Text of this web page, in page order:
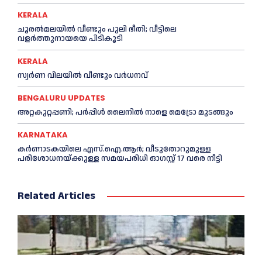
KERALA
ചൂരല്‍മലയില്‍ വീണ്ടും പുലി ഭീതി; വീട്ടിലെ
വളര്‍ത്തുനായയെ പിടികൂടി
KERALA
സ്വർണ വിലയില്‍ വീണ്ടും വർധനവ്
BENGALURU UPDATES
അറ്റകുറ്റപ്പണി; പർപ്പിൾ ലൈനില്‍ നാളെ മെട്രോ മുടങ്ങും
KARNATAKA
കർണാടകയിലെ എസ്.ഐ.ആർ; വീടുതോറുമുള്ള
പരിശോധനയ്ക്കുള്ള സമയപരിധി ഓഗസ്റ്റ് 17 വരെ നീട്ടി
Related Articles